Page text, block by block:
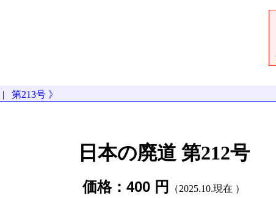
| 第213号 》
日本の廃道 第212号
価格：400 円 （2025.10.現在 ）